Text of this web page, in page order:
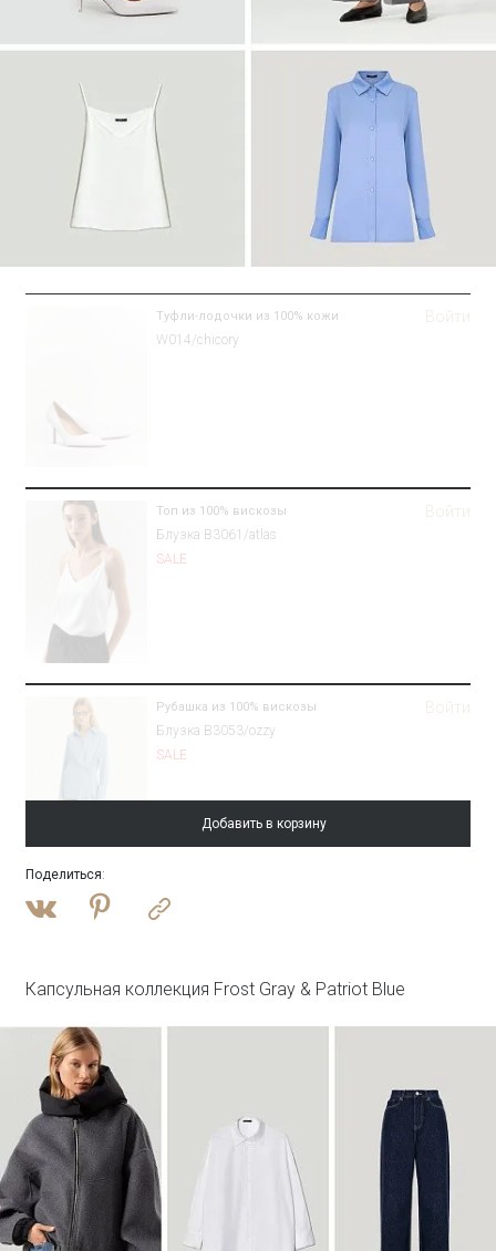
Туфли-лодочки из 100% кожи
W014/chicory
Войти
Топ из 100% вискозы
Блузка B3061/atlas
SALE
Войти
Рубашка из 100% вискозы
Блузка B3053/ozzy
SALE
Войти
Однобортный жакет в полоску
Брюки D357/shift
Войти
Добавить в корзину
Поделиться:
Капсульная коллекция Frost Gray & Patriot Blue